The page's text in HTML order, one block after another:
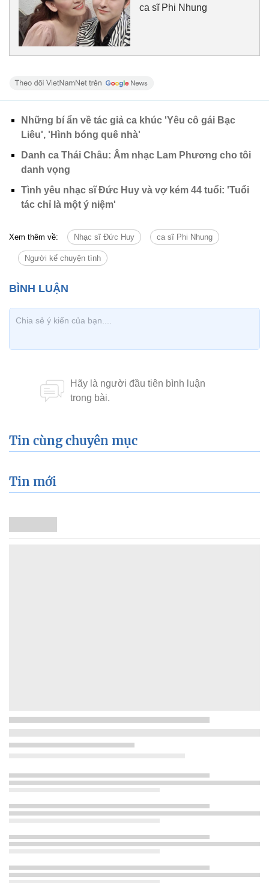
ca sĩ Phi Nhung
Những bí ẩn về tác giả ca khúc 'Yêu cô gái Bạc
Liêu', 'Hình bóng quê nhà'
Danh ca Thái Châu: Âm nhạc Lam Phương cho tôi
danh vọng
Tình yêu nhạc sĩ Đức Huy và vợ kém 44 tuổi: 'Tuổi
tác chỉ là một ý niệm'
Xem thêm về: Nhạc sĩ Đức Huy ca sĩ Phi Nhung
Người kể chuyện tình
Tin cùng chuyên mục
Tin mới